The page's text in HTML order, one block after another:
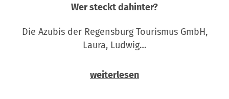
Wer steckt dahinter?
Die Azubis der Regensburg Tourismus GmbH,
Laura, Ludwig…
weiterlesen